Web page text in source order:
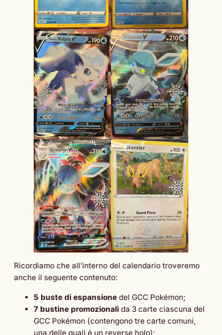
Ricordiamo che all’interno del calendario troveremo
anche il seguente contenuto:
5 buste di espansione del GCC Pokémon;
7 bustine promozionali da 3 carte ciascuna del
GCC Pokémon (contengono tre carte comuni,
una delle quali è un reverse holo);